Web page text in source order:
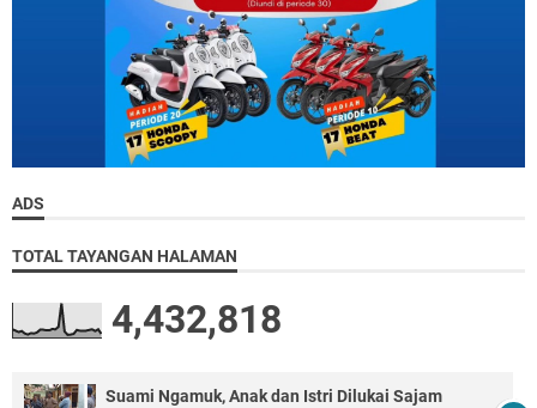
ADS
TOTAL TAYANGAN HALAMAN
4,432,818
Suami Ngamuk, Anak dan Istri Dilukai Sajam